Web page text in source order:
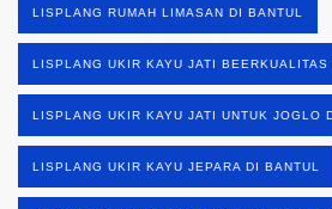
LISPLANG RUMAH LIMASAN DI BANTUL
LISPLANG UKIR KAYU JATI BEERKUALITAS
LISPLANG UKIR KAYU JATI UNTUK JOGLO
LISPLANG UKIR KAYU JEPARA DI BANTUL